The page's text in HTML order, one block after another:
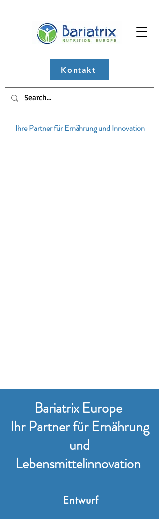
Kontakt
Ihre Partner für Ernährung und Innovation
Bariatrix Europe
Ihr Partner für Ernährung
und
Lebensmittelinnovation
Entwurf